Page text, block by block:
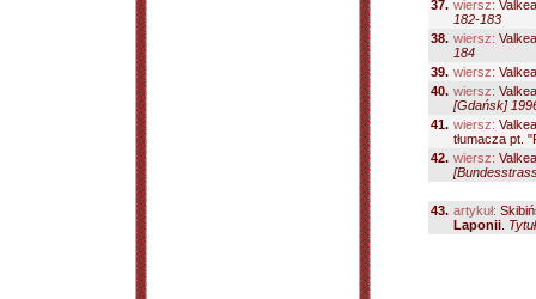
37. wiersz:
182-183
38. wiersz:
184
39. wiersz:
40. wiersz:
[Gdańsk]
41. wiersz:
tłumacza pt.
42. wiersz:
43. artykuł:
Laponii